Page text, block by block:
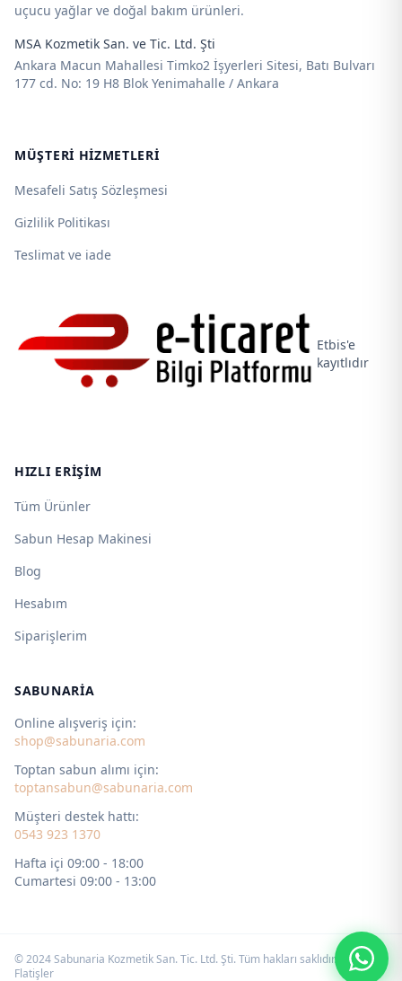
uçucu yağlar ve doğal bakım ürünleri.
MSA Kozmetik San. ve Tic. Ltd. Şti
Ankara Macun Mahallesi Timko2 İşyerleri Sitesi, Batı Bulvarı
177 cd. No: 19 H8 Blok Yenimahalle / Ankara
MÜŞTERI HIZMETLERI
Mesafeli Satış Sözleşmesi
Gizlilik Politikası
Teslimat ve iade
Etbis'e
kayıtlıdır
HIZLI ERIŞIM
Tüm Ürünler
Sabun Hesap Makinesi
Blog
Hesabım
Siparişlerim
SABUNARIA
Online alışveriş için:
shop@sabunaria.com
Toptan sabun alımı için:
toptansabun@sabunaria.com
Müşteri destek hattı:
0543 923 1370
Hafta içi 09:00 - 18:00
Cumartesi 09:00 - 13:00
© 2024 Sabunaria Kozmetik San. Tic. Ltd. Şti. Tüm hakları saklıdır. by
Flatişler